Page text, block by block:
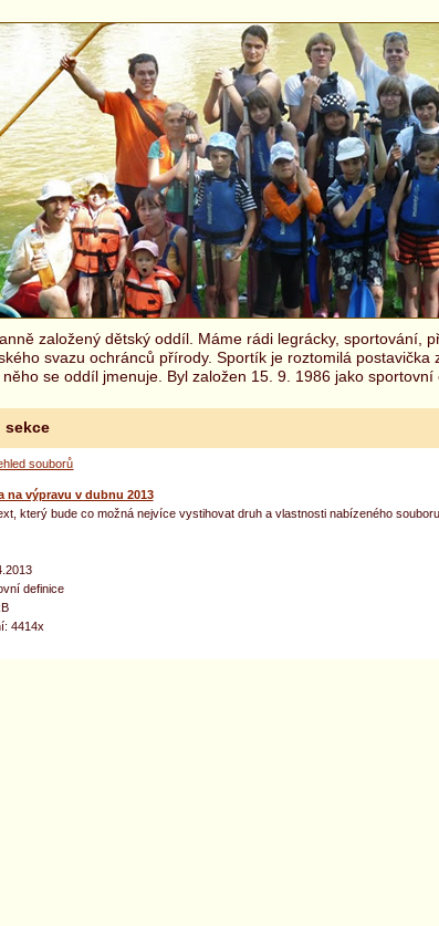
založený dětský oddíl. Máme rádi legrácky, sportování,
svazu ochránců přírody. Sportík je roztomilá postavička
něho se oddíl jmenuje. Byl založen 15. 9. 1986 jako
sekce
souborů
na výpravu v dubnu 2013
který bude co možná nejvíce vystihovat druh a vlastnosti nabízeného
definice
4414x